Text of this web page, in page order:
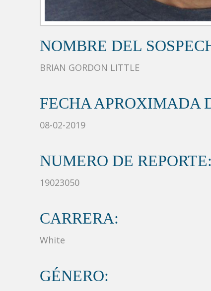
NOMBRE DEL
BRIAN GORDON LITTLE
FECHA APROXIMADA
08-02-2019
NUMERO DE REPORTE:
19023050
CARRERA:
White
GÉNERO: